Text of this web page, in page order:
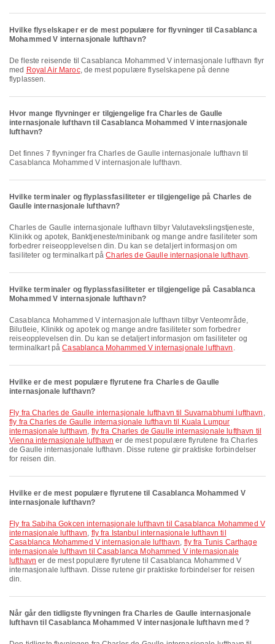
Hvilke flyselskaper er de mest populære for flyvninger til Casablanca
Mohammed V internasjonale lufthavn?
De fleste reisende til Casablanca Mohammed V internasjonale lufthavn flyr
med Royal Air Maroc, de mest populære flyselskapene på denne
flyplassen.
Hvor mange flyvninger er tilgjengelige fra Charles de Gaulle
internasjonale lufthavn til Casablanca Mohammed V internasjonale
lufthavn?
Det finnes 7 flyvninger fra Charles de Gaulle internasjonale lufthavn til
Casablanca Mohammed V internasjonale lufthavn.
Hvilke terminaler og flyplassfasiliteter er tilgjengelige på Charles de
Gaulle internasjonale lufthavn?
Charles de Gaulle internasjonale lufthavn tilbyr Valutavekslingstjeneste,
Klinikk og apotek, Banktjeneste/minibank og mange andre fasiliteter som
forbedrer reiseopplevelsen din. Du kan se detaljert informasjon om
fasiliteter og terminalkart påCharles de Gaulle internasjonale lufthavn.
Hvilke terminaler og flyplassfasiliteter er tilgjengelige på Casablanca
Mohammed V internasjonale lufthavn?
Casablanca Mohammed V internasjonale lufthavn tilbyr Venteområde,
Bilutleie, Klinikk og apotek og mange andre fasiliteter som forbedrer
reiseopplevelsen din. Du kan se detaljert informasjon om fasiliteter og
terminalkart påCasablanca Mohammed V internasjonale lufthavn .
Hvilke er de mest populære flyrutene fra Charles de Gaulle
internasjonale lufthavn?
fly fra Charles de Gaulle internasjonale lufthavn til Suvarnabhumi lufthavn ,
fly fra Charles de Gaulle internasjonale lufthavn til Kuala Lumpur
internasjonale lufthavn, fly fra Charles de Gaulle internasjonale lufthavn til
Vienna internasjonale lufthavn er de mest populære flyrutene fra Charles
de Gaulle internasjonale lufthavn. Disse rutene gir praktiske forbindelser
for reisen din.
Hvilke er de mest populære flyrutene til Casablanca Mohammed V
internasjonale lufthavn?
fly fra Sabiha Gokcen internasjonale lufthavn til Casablanca Mohammed V
internasjonale lufthavn, fly fra Istanbul internasjonale lufthavn til
Casablanca Mohammed V internasjonale lufthavn, fly fra Tunis Carthage
internasjonale lufthavn til Casablanca Mohammed V internasjonale
lufthavn er de mest populære flyrutene til Casablanca Mohammed V
internasjonale lufthavn. Disse rutene gir praktiske forbindelser for reisen
din.
Når går den tidligste flyvningen fra Charles de Gaulle internasjonale
lufthavn til Casablanca Mohammed V internasjonale lufthavn med ?